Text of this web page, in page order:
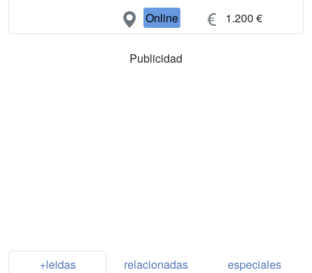
Online 1.200 €
Publicidad
+leidas relacionadas
especiales